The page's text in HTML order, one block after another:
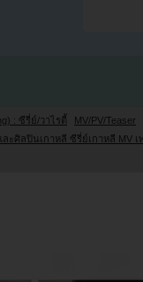
: ซีรี่ย์/วาไรตี้
MV/PV/Teaser
ละศิลปินเกาหลี ซีรี่ย์เกาหลี MV